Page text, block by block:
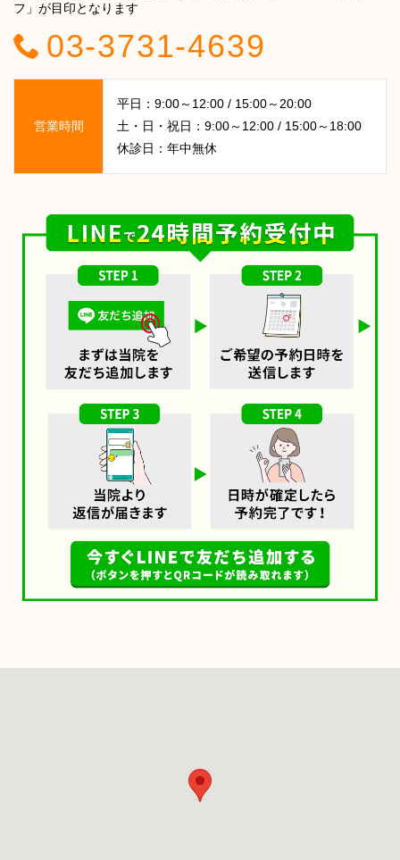
フ」が目印となります
03-3731-4639
営業時間
平日：9:00～12:00 / 15:00～20:00
土・日・祝日：9:00～12:00 / 15:00～18:00
休診日：年中無休